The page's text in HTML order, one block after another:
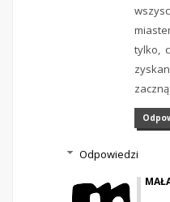
tylko,
Odpowiedzi